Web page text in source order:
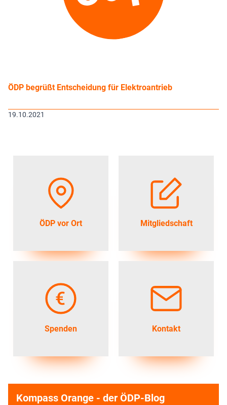
ÖDP begrüßt Entscheidung für Elektroantrieb
19.10.2021
ÖDP vor Ort Mitgliedschaft
Spenden Kontakt
Kompass Orange - der ÖDP-Blog